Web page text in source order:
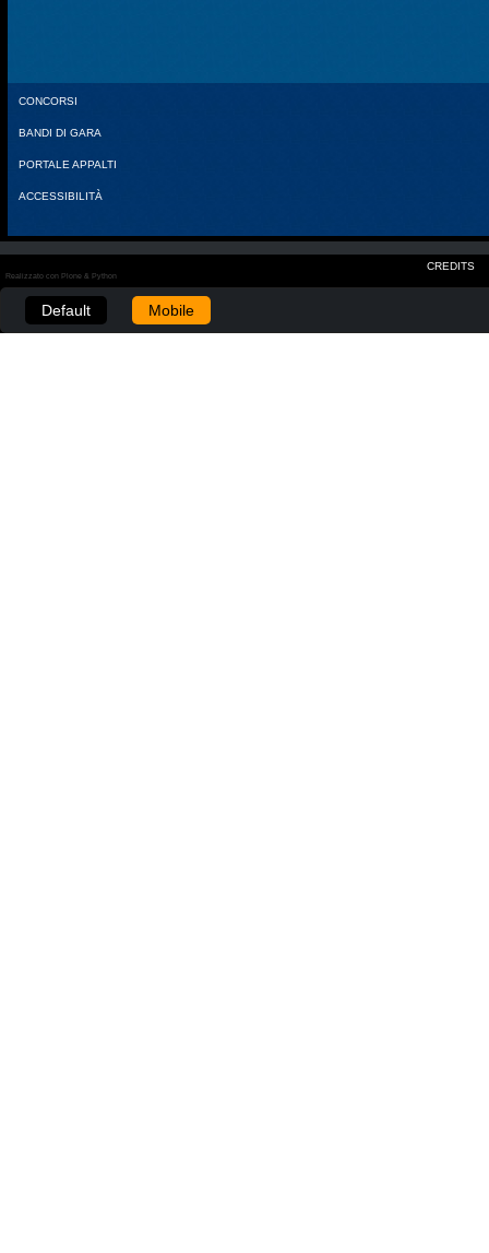
CONCORSI
BANDI DI GARA
PORTALE APPALTI
ACCESSIBILITÀ
CREDITS
Realizzato con Plone & Python
Default Mobile